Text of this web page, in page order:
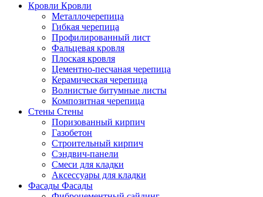
Кровли Кровли
Металлочерепица
Гибкая черепица
Профилированный лист
Фальцевая кровля
Плоская кровля
Цементно-песчаная черепица
Керамическая черепица
Волнистые битумные листы
Композитная черепица
Стены Стены
Поризованный кирпич
Газобетон
Строительный кирпич
Сэндвич-панели
Смеси для кладки
Аксессуары для кладки
Фасады Фасады